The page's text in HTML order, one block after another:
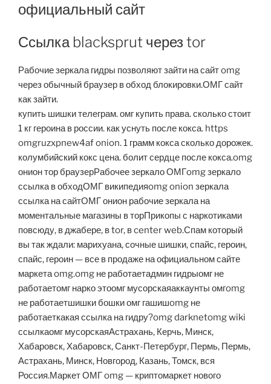
официальный сайт
Ссылка blacksprut через tor
Рабочие зеркала гидры позволяют зайти на сайт omg
через обычный браузер в обход блокировки.ОМГ сайт
как зайти.
купить шишки телеграм. омг купить права. сколько стоит
1 кг героина в россии. как уснуть после кокса. https
omgruzxpnew4af onion. 1 грамм кокса сколько дорожек.
колумбийский кокс цена. болит сердце после кокса.omg
онион тор браузерРабочее зеркало ОМГomg зеркало
ссылка в обходОМГ википедияomg onion зеркала
ссылка на сайтОМГ онион рабочие зеркала на
моментальные магазины в торПрикопы с наркотиками
повсюду, в джабере, в tor, в center web.Спам который
вы так ждали: марихуана, сочные шишки, спайс, героин,
спайс, героин — все в продаже на официальном сайте
маркета omg.omg не работаетадмин гидрыомг не
работаетомг нарко этоомг мусорскаяаккаунты омгomg
не работаетшишки бошки омг гашишomg не
работаеткакая ссылка на гидру?omg darknetomg wiki
ссылкаомг мусорскаяАстрахань, Керчь, Минск,
Хабаровск, Хабаровск, Санкт-Петербург, Пермь, Пермь,
Астрахань, Минск, Новгород, Казань, Томск, вся
Россия.Маркет ОМГ omg — криптомаркет нового